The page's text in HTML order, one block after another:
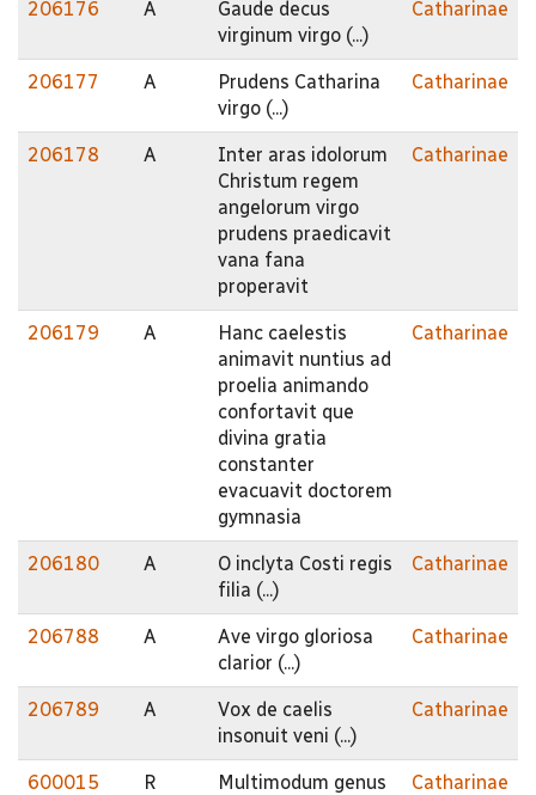
206176 A
Gaude decus
virginum virgo (...)
Catharinae
206177 A
Prudens Catharina
virgo (...)
Catharinae
206178 A
Inter aras idolorum
Christum regem
angelorum virgo
prudens praedicavit
vana fana
properavit
Catharinae
206179 A
Hanc caelestis
animavit nuntius ad
proelia animando
confortavit que
divina gratia
constanter
evacuavit doctorem
gymnasia
Catharinae
206180 A
O inclyta Costi regis
filia (...)
Catharinae
206788 A
Ave virgo gloriosa
clarior (...)
Catharinae
206789 A
Vox de caelis
insonuit veni (...)
Catharinae
600015 R
Multimodum genus
Catharinae